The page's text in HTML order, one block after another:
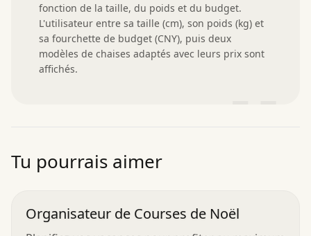
fonction de la taille, du poids et du budget.
L'utilisateur entre sa taille (cm), son poids (kg) et
sa fourchette de budget (CNY), puis deux
modèles de chaises adaptés avec leurs prix sont
affichés.
Tu pourrais aimer
Organisateur de Courses de Noël